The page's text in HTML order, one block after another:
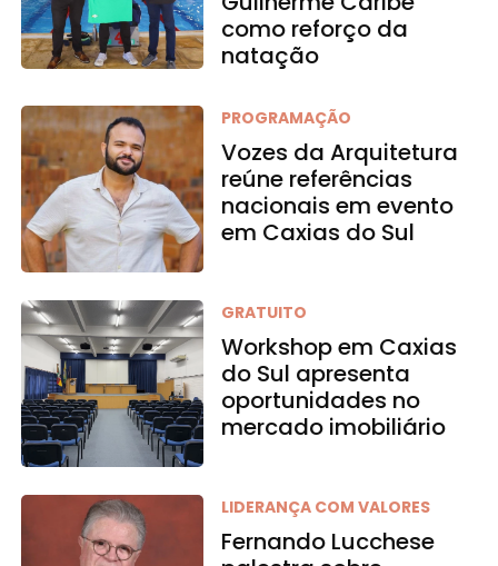
como reforço da
natação
PROGRAMAÇÃO
Vozes da Arquitetura
reúne referências
nacionais em evento
em Caxias do Sul
GRATUITO
Workshop em Caxias
do Sul apresenta
oportunidades no
mercado imobiliário
LIDERANÇA COM VALORES
Fernando Lucchese